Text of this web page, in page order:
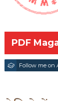
PDF
Follow me on